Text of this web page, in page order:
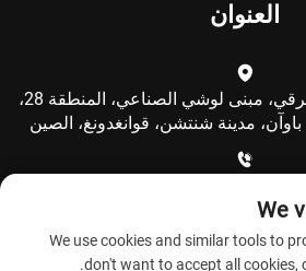
العنوان
الغرفة 304، المبنى الشرقي، مبنى لوشي الصناعي، المنطقة 28،
مدينة شنتشن، قوانغدونغ، الصين
We
We use cookies and similar tools to
don't want to accept all cookies,